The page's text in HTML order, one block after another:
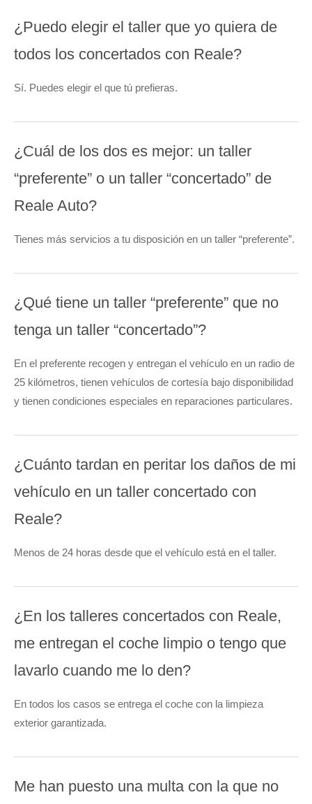
¿Puedo elegir el taller que yo quiera de
todos los concertados con Reale?
Sí. Puedes elegir el que tú prefieras.
¿Cuál de los dos es mejor: un taller
“preferente” o un taller “concertado” de
Reale Auto?
Tienes más servicios a tu disposición en un taller “preferente”.
¿Qué tiene un taller “preferente” que no
tenga un taller “concertado”?
En el preferente recogen y entregan el vehículo en un radio de
25 kilómetros, tienen vehículos de cortesía bajo disponibilidad
y tienen condiciones especiales en reparaciones particulares.
¿Cuánto tardan en peritar los daños de mi
vehículo en un taller concertado con
Reale?
Menos de 24 horas desde que el vehículo está en el taller.
¿En los talleres concertados con Reale,
me entregan el coche limpio o tengo que
lavarlo cuando me lo den?
En todos los casos se entrega el coche con la limpieza
exterior garantizada.
Me han puesto una multa con la que no